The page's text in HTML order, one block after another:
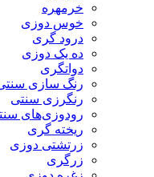
خرمهره
خوس دوزی
درود گری
ده یک دوزی
دواتگری
رنگ سازی
رنگرزی سنتی
رودوزی‌های
ریخته گری
زرتشتی دوزی
زرگری